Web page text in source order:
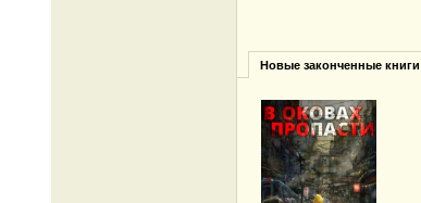
Новые законченные книги